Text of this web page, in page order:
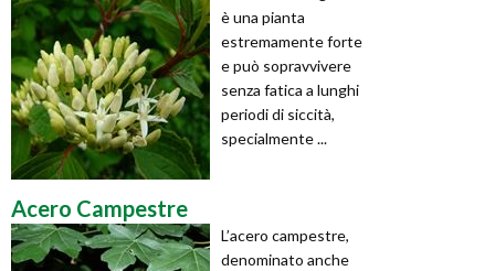
è una pianta
estremamente forte
e può sopravvivere
senza fatica a lunghi
periodi di siccità,
specialmente ...
Acero Campestre
L’acero campestre,
denominato anche